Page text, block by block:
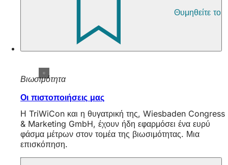
Θυμηθείτε το
Βιωσιμότητα
Οι πιστοποιήσεις μας
Η TriWiCon και η θυγατρική της, Wiesbaden Congress
& Marketing GmbH, έχουν ήδη εφαρμόσει ένα ευρύ
φάσμα μέτρων στον τομέα της βιωσιμότητας. Μια
επισκόπηση.